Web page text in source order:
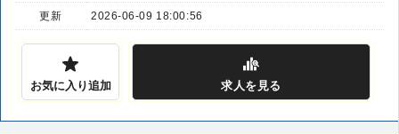
更新 2026-06-09 18:00:56
お気に入り追加 求人 を見る